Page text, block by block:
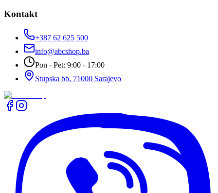
Kontakt
+387 62 625 500
info@abcshop.ba
Pon - Pet: 9:00 - 17:00
Stupska bb, 71000 Sarajevo